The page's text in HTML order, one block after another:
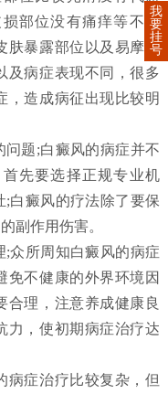
部位没有痛痒等不适
肤暴露部位以及易摩擦
及病症表现不同，很多
，造成病征出现比较明
题;白癜风的病症并不
先要选择正规专业机
白癜风的疗法除了要保
副作用伤害。
所周知白癜风的病症
免不健康的外界环境因
合理，注意养成健康良
力，使初期病症治疗达
症治疗比较复杂，但
我
要
挂
号